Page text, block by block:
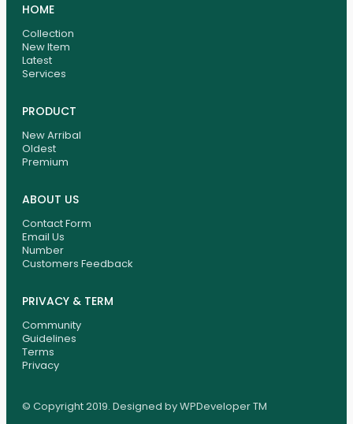
HOME
Collection
New Item
Latest
Services
PRODUCT
New Arribal
Oldest
Premium
ABOUT US
Contact Form
Email Us
Number
Customers Feedback
PRIVACY & TERM
Community
Guidelines
Terms
Privacy
© Copyright 2019. Designed by WPDeveloper TM